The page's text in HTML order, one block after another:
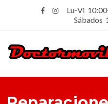
Lu‑Vi
Sábados